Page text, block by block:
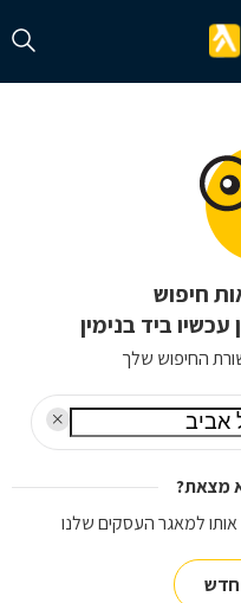
חיפוש
ביד בנימין
החיפוש שלך
מצאת?
למאגר העסקים שלנו
חדש